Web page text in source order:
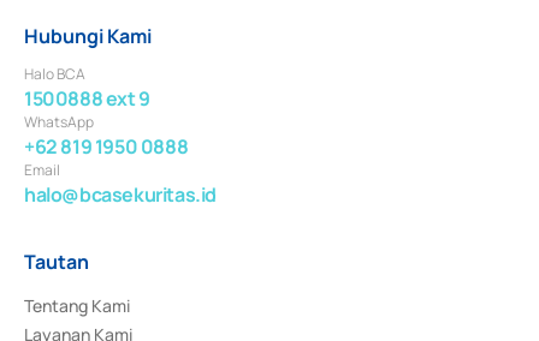
Hubungi Kami
Halo BCA
1500888 ext 9
WhatsApp
+62 819 1950 0888
Email
halo@bcasekuritas.id
Tautan
Tentang Kami
Layanan Kami